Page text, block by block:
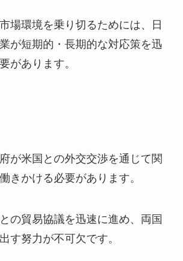
場環境を乗り切るためには、日
が短期的・長期的な対応策を迅
があります。
が米国との外交交渉を通じて関
きかける必要があります。
の貿易協議を迅速に進め、両国
す努力が不可欠です。